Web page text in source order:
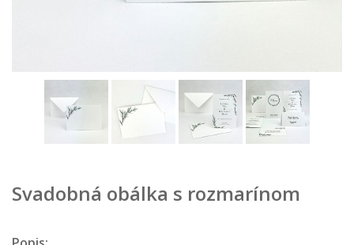
Svadobná obálka s rozmarínom